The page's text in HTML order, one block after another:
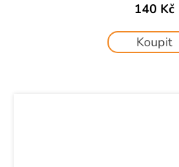
140 Kč
Koupit